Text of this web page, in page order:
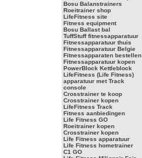
Bosu Balanstrainers
Roeitrainer shop
LifeFitness site
Fitness equipment
Bosu Ballast bal
TuffStuff fitnessapparatuur
Fitnessapparatuur thuis
Fitnessapparatuur Belgie
Fitnessapparaten bestellen
Fitnessapparatuur kopen
PowerBlock Kettleblock
LifeFitness (Life Fitness)
apparatuur met Track
console
Crosstrainer te koop
Crosstrainer kopen
LifeFitness Track
Fitness aanbiedingen
Life Fitness GO
Roeitrainer kopen
Crosstrainer kopen
Life Fitness apparatuur
Life Fitness hometrainer
C1 GO